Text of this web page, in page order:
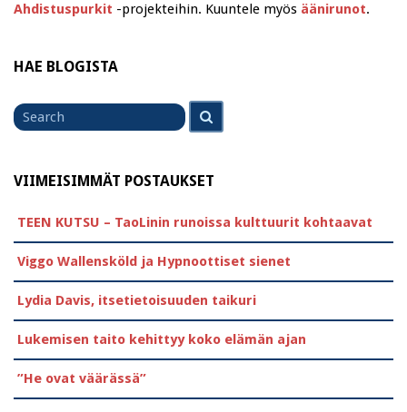
Ahdistuspurkit -projekteihin. Kuuntele myös äänirunot.
HAE BLOGISTA
Search
for
VIIMEISIMMÄT POSTAUKSET
TEEN KUTSU – TaoLinin runoissa kulttuurit kohtaavat
Viggo Wallensköld ja Hypnoottiset sienet
Lydia Davis, itsetietoisuuden taikuri
Lukemisen taito kehittyy koko elämän ajan
”He ovat väärässä”